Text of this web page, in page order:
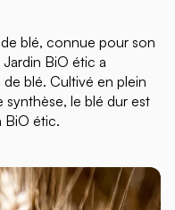
blé, connue pour son
BiO étic a
blé. Cultivé en plein
synthèse, le blé dur est
BiO étic.